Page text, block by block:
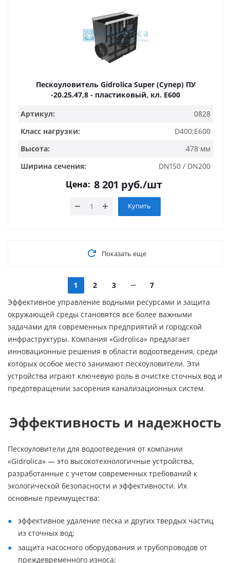
Пескоуловитель Gidrolica Super (Супер) ПУ
-20.25.47,8 - пластиковый, кл. E600
Артикул:
0828
Класс нагрузки:
D400;E600
Высота:
478 мм
Ширина сечения:
DN150 / DN200
Цена: 8 201 руб./шт
Купить
Показать еще
1 2 3
7
Эффективное управление водными ресурсами и защита
окружающей среды становятся все более важными
задачами для современных предприятий и городской
инфраструктуры. Компания «Gidrolica» предлагает
инновационные решения в области водоотведения, среди
которых особое место занимают пескоуловители. Эти
устройства играют ключевую роль в очистке сточных вод и
предотвращении засорения канализационных систем.
Эффективность и надежность
Пескоуловители для водоотведения от компании
«Gidrolica» — это высокотехнологичные устройства,
разработанные с учетом современных требований к
экологической безопасности и эффективности. Их
основные преимущества:
эффективное удаление песка и других твердых частиц
из сточных вод;
защита насосного оборудования и трубопроводов от
преждевременного износа;